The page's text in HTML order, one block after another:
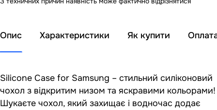
Опис Характеристики Як купити
Silicone Case for Samsung – стильний силіконовий
чохол з відкритим низом та яскравими кольорами!
Шукаєте чохол, який захищає і водночас додає